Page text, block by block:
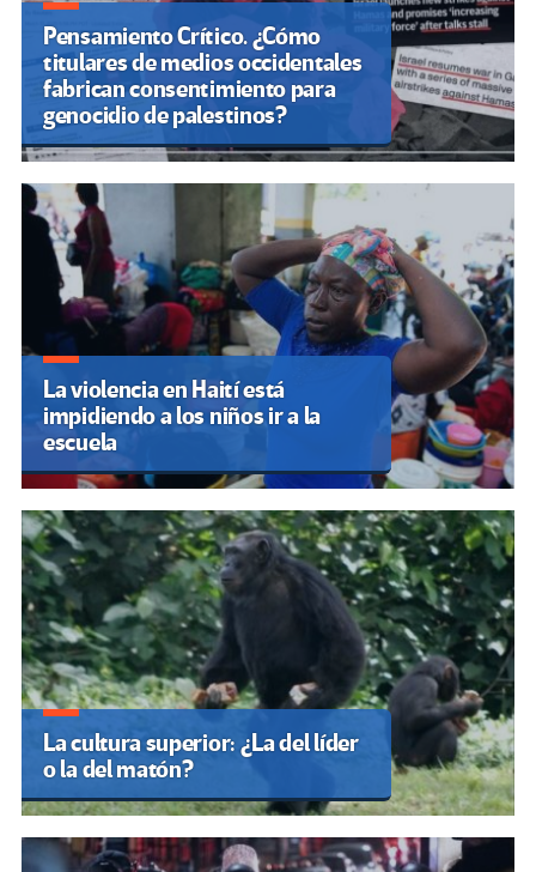
Pensamiento Crítico. ¿Cómo
titulares de medios occidentales
fabrican consentimiento para
genocidio de palestinos?
La violencia en Haití está
impidiendo a los niños ir a la
escuela
La cultura superior: ¿La del líder
o la del matón?